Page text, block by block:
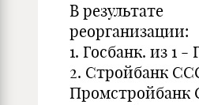
В результате
реорганизации:
1. Госбанк. из 1 -
2. Стройбанк
Промстройбанк